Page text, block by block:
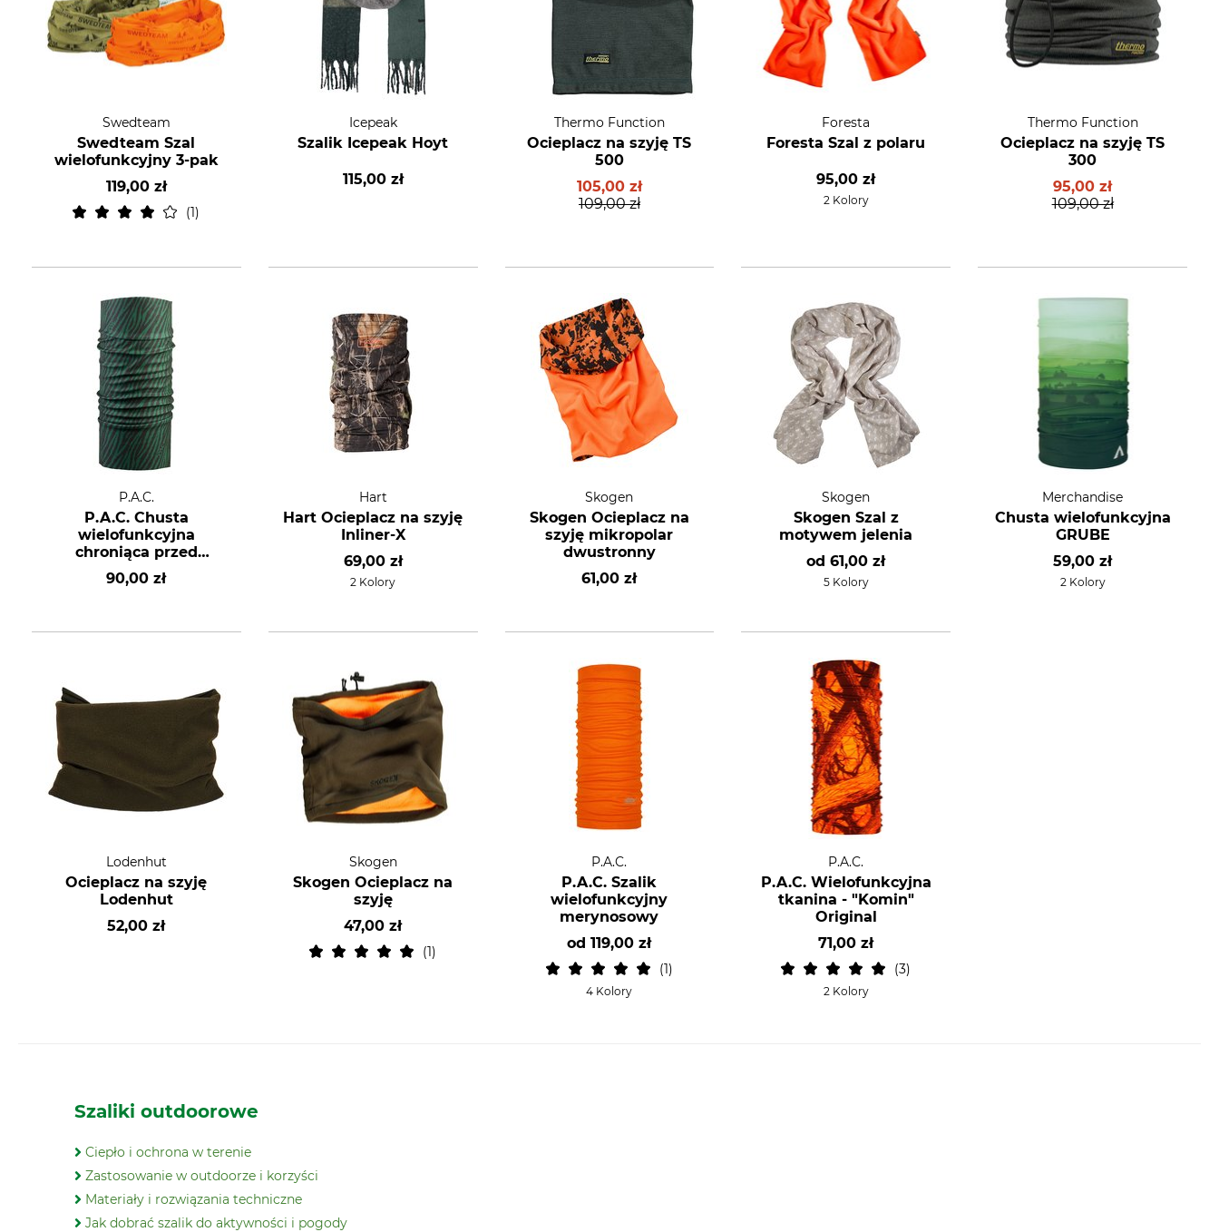
Swedteam
Swedteam Szal
wielofunkcyjny 3-pak
119,00 zł
1
Icepeak
Szalik Icepeak Hoyt
115,00 zł
Thermo Function
Ocieplacz na szyję TS
500
105,00 zł
109,00 zł
Foresta
Foresta Szal z polaru
95,00 zł
2 Kolory
Thermo Function
Ocieplacz na szyję TS
300
95,00 zł
109,00 zł
P.A.C.
P.A.C. Chusta
wielofunkcyjna
chroniąca przed
komarami
90,00 zł
Hart
Hart Ocieplacz na szyję
Inliner-X
69,00 zł
2 Kolory
Skogen
Skogen Ocieplacz na
szyję mikropolar
dwustronny
61,00 zł
Skogen
Skogen Szal z
motywem jelenia
od61,00 zł
5 Kolory
Merchandise
Chusta wielofunkcyjna
GRUBE
59,00 zł
2 Kolory
Lodenhut
Ocieplacz na szyję
Lodenhut
52,00 zł
Skogen
Skogen Ocieplacz na
szyję
47,00 zł
1
P.A.C.
P.A.C. Szalik
wielofunkcyjny
merynosowy
od119,00 zł
1
4 Kolory
P.A.C.
P.A.C. Wielofunkcyjna
tkanina - "Komin"
Original
71,00 zł
3
2 Kolory
Szaliki outdoorowe
Ciepło i ochrona w terenie
Zastosowanie w outdoorze i korzyści
Materiały i rozwiązania techniczne
Jak dobrać szalik do aktywności i pogody